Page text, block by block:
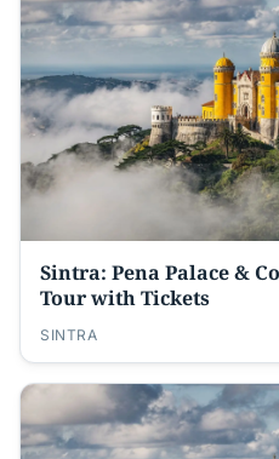
Sintra: Pena Palace &
Tour with Tickets
SINTRA